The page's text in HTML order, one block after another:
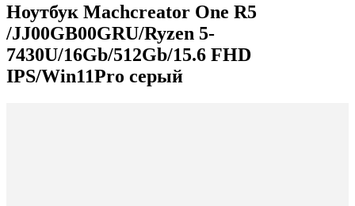
Ноутбук Machcreator One R5
/JJ00GB00GRU/Ryzen 5-
7430U/16Gb/512Gb/15.6 FHD
IPS/Win11Pro серый